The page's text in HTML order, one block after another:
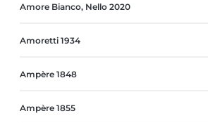
Amore Bianco, Nello 2020
Amoretti 1934
Ampère 1848
Ampère 1855